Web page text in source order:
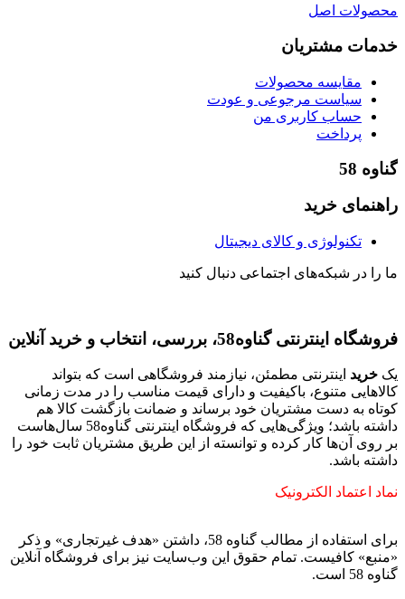
محصولات اصل
خدمات مشتریان
مقایسه محصولات
سیاست مرجوعی و عودت
حساب کاربری من
پرداخت
گناوه 58
راهنمای خرید
تکنولوژی و کالای دیجیتال
ما را در شبکه‌های اجتماعی دنبال کنید
فروشگاه اینترنتی گناوه58، بررسی، انتخاب و خرید آنلاین
یک خرید اینترنتی مطمئن، نیازمند فروشگاهی است که بتواند
کالاهایی متنوع، باکیفیت و دارای قیمت مناسب را در مدت زمانی
کوتاه به دست مشتریان خود برساند و ضمانت بازگشت کالا هم
داشته باشد؛ ویژگی‌هایی که فروشگاه اینترنتی گناوه58 سال‌هاست
بر روی آن‌ها کار کرده و توانسته از این طریق مشتریان ثابت خود را
داشته باشد.
نماد اعتماد الکترونیک
برای استفاده از مطالب گناوه 58، داشتن «هدف غیرتجاری» و ذکر
«منبع» کافیست. تمام حقوق اين وب‌سايت نیز برای فروشگاه آنلاین
گناوه 58 است.